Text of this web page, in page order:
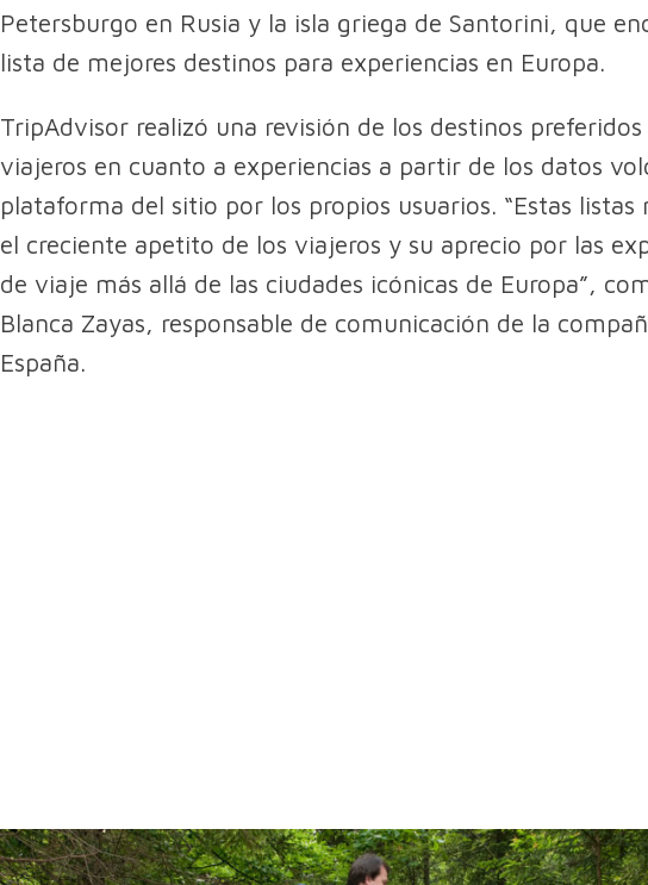
Petersburgo en Rusia y la isla griega de Santorini, que
lista de mejores destinos para experiencias en Europa.
TripAdvisor realizó una revisión de los destinos
viajeros en cuanto a experiencias a partir de los datos
plataforma del sitio por los propios usuarios. “Estas listas
el creciente apetito de los viajeros y su aprecio por las
de viaje más allá de las ciudades icónicas de Europa”,
Blanca Zayas, responsable de comunicación de la
España.